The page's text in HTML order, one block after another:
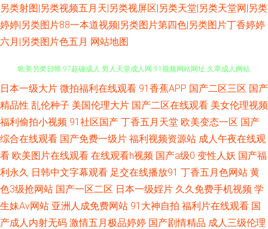
另类射图|另类视频五月天|另类视屏区|另类天堂|另类天堂网|另类
婷婷|另类图片88一本道视频|另类图片第四色|另类图片丁香婷婷
六月|另类图片色五月 网站地图
日韩一级片VV 超碰97在线资源 久久草狠狠爱 深夜福利视频导航 超碰香蕉网
欧美另类日韩 97超碰成人 男人天堂成人网 91视频网站网址 久草成人网站
91初夜 激情桃色操 91视频第十页 国产午夜艹逼 午夜剧院 丁香五月官网 人
妻超碰 成人高清日色 人妖三级片 爱豆传媒成人电影 欧美性爱日本 91双飞在
线 国产精品良家 网站黄αva 国永久视频 3级电影下载网站 韩日二三区不卡
日本一级大片 微拍福利在线观看 91香蕉APP 国产二区三区 国产
精品性 乱伦种子 美国伦理大片 国产二区在线观看 美女伦理视频
福利偷拍小视频 91社区国产 丁香五月天堂 欧美变态一区 国产
综合在线观看 国产免费一级片 福利视频资源站 成人午夜在线观
看 欧美图片在线观看 在线观看h视频 国产a级0 变性人妖 国产福
利永久 日韩中文字幕观看 足交在线播放91 丁香五月色网站 黄
色3级抢网站 国产一区二区 日本一级婬片 久久免费手机视频 学
生妹Av网站 亚洲人成免费网站 91大神自拍 福利片在线观看 国
产成人内射无码 激情五月极品婷婷 国产剧情精品 成人三级伦理